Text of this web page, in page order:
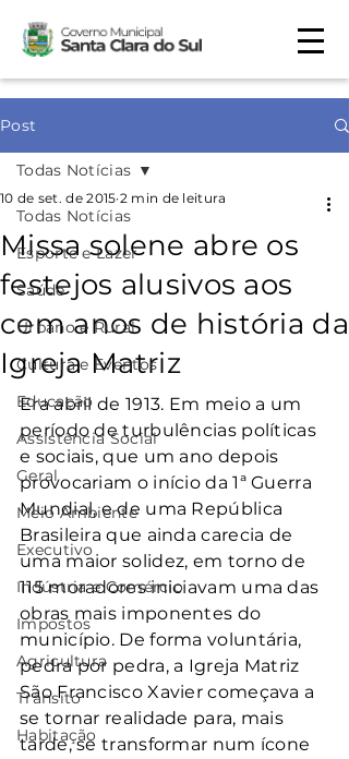
Post
Todas Notícias
Esporte e Lazer
Saúde
Urbano e Rural
Cultura e Eventos
Educação
Assistência Social
Geral
Meio Ambiente
Executivo
Indústria e Comércio
Impostos
Agricultura
Trânsito
Habitação
Todas Notícias
Missa solene abre os
festejos alusivos aos
cem anos de história da
Igreja Matriz
10 de set. de 2015 2 min de leitura
Era abril de 1913. Em meio a um
período de turbulências políticas
e sociais, que um ano depois
provocariam o início da 1ª Guerra
Mundial, e de uma República
Brasileira que ainda carecia de
uma maior solidez, em torno de
115 moradores iniciavam uma das
obras mais imponentes do
município. De forma voluntária,
pedra por pedra, a Igreja Matriz
São Francisco Xavier começava a
se tornar realidade para, mais
tarde, se transformar num ícone